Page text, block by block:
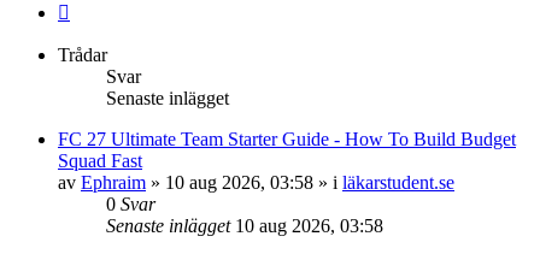
Trådar
Svar
Senaste inlägget
FC 27 Ultimate Team Starter Guide - How To Build Budget
Squad Fast
av Ephraim » 10 aug 2026, 03:58 » i läkarstudent.se
0 Svar
Senaste inlägget 10 aug 2026, 03:58